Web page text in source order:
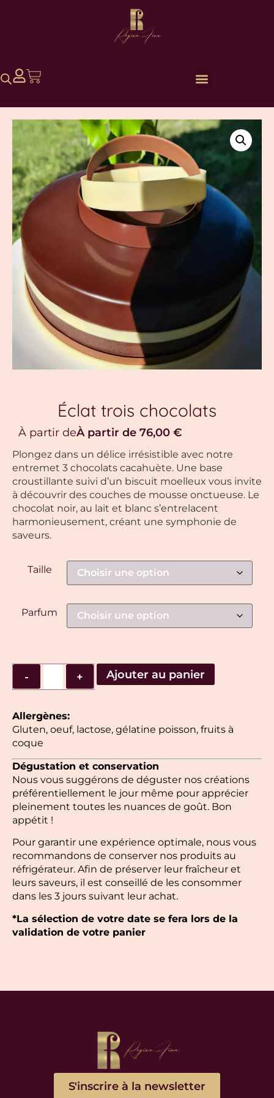
Éclat trois chocolats
À partir deÀ partir de 76,00 €
Plongez dans un délice irrésistible avec notre
entremet 3 chocolats cacahuète. Une base
croustillante suivi d’un biscuit moelleux vous invite
à découvrir des couches de mousse onctueuse. Le
chocolat noir, au lait et blanc s’entrelacent
harmonieusement, créant une symphonie de
saveurs.
Taille
Parfum
- + Ajouter au panier
Allergènes:
Gluten, oeuf, lactose, gélatine poisson, fruits à
coque
Dégustation et conservation
Nous vous suggérons de déguster nos créations
préférentiellement le jour même pour apprécier
pleinement toutes les nuances de goût. Bon
appétit !
Pour garantir une expérience optimale, nous vous
recommandons de conserver nos produits au
réfrigérateur. Afin de préserver leur fraîcheur et
leurs saveurs, il est conseillé de les consommer
dans les 3 jours suivant leur achat.
*La sélection de votre date se fera lors de la
validation de votre panier
S'inscrire à la newsletter